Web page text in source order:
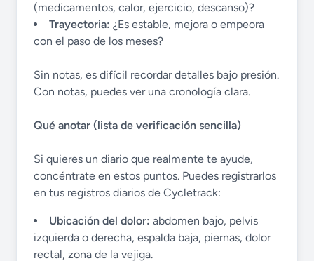
(medicamentos, calor, ejercicio, descanso)?
Trayectoria: ¿Es estable, mejora o empeora
con el paso de los meses?
Sin notas, es difícil recordar detalles bajo presión.
Con notas, puedes ver una cronología clara.
Qué anotar (lista de verificación sencilla)
Si quieres un diario que realmente te ayude,
concéntrate en estos puntos. Puedes registrarlos
en tus registros diarios de Cycletrack:
Ubicación del dolor: abdomen bajo, pelvis
izquierda o derecha, espalda baja, piernas, dolor
rectal, zona de la vejiga.